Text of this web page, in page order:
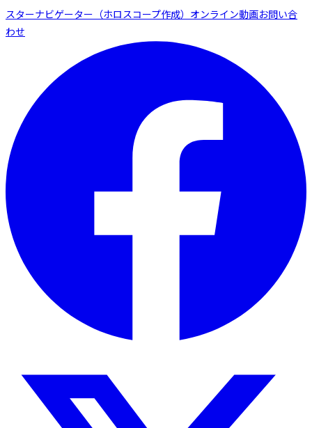
スターナビゲーター（ホロスコープ作成） オンライン動画お問い合
わせ